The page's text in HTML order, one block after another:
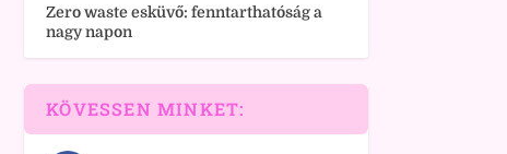
Zero waste esküvő: fenntarthatóság a
nagy napon
KÖVESSEN MINKET: